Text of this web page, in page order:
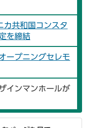
カ共和国コンスタ
を締結
ープニングセレモ
インマンホールが